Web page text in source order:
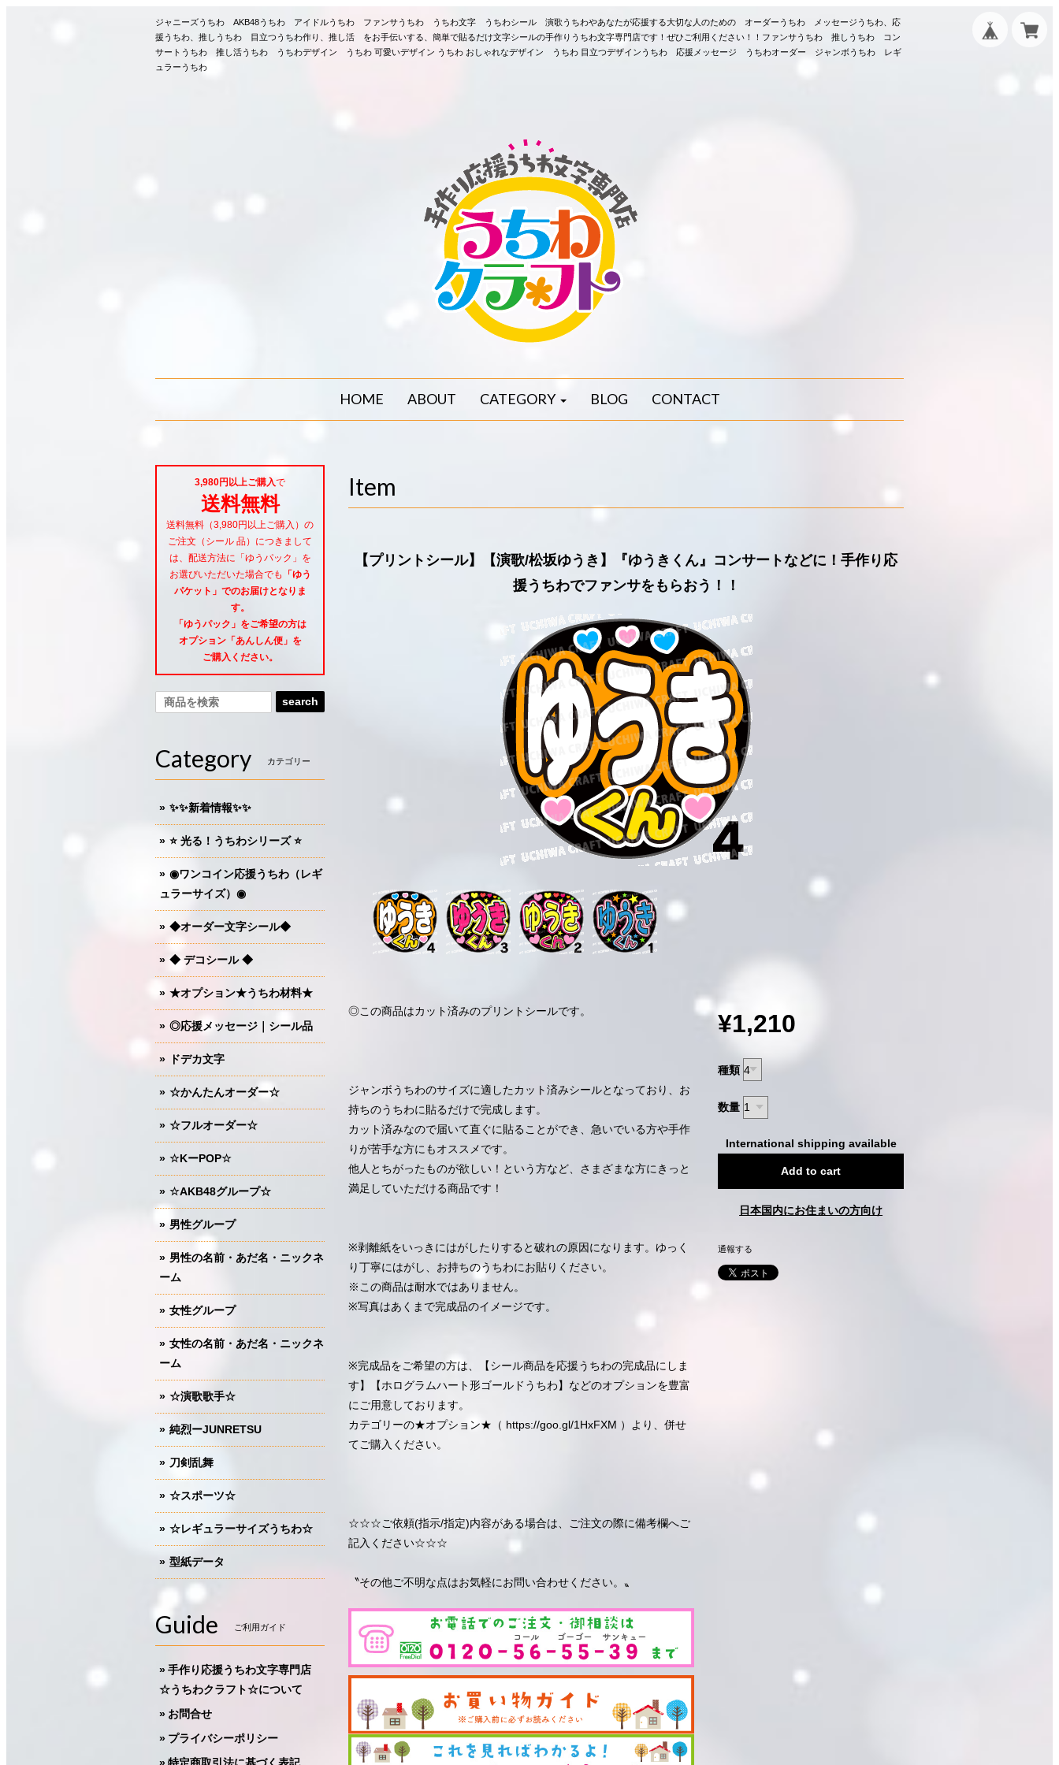
ジャニーズうちわ AKB48うちわ アイドルうちわ ファンサうちわ うちわ文字 うちわシール 演歌うちわやあなたが応援する大切な人のための オーダーうちわ メッセージうちわ、応
援うちわ、推しうちわ 目立つうちわ作り、推し活 をお手伝いする、簡単で貼るだけ文字シールの手作りうちわ文字専門店です！ぜひご利用ください！！ファンサうちわ 推しうちわ コン
サートうちわ 推し活うちわ うちわデザイン うちわ 可愛いデザイン うちわ おしゃれなデザイン うちわ 目立つデザインうちわ 応援メッセージ うちわオーダー ジャンボうちわ レギ
ュラーうちわ
HOME ABOUT CATEGORY BLOG CONTACT
Item
【プリントシール】【演歌/松坂ゆうき】『ゆうきくん』コンサートなどに！手作り応
援うちわでファンサをもらおう！！
◎この商品はカット済みのプリントシールです。
ジャンボうちわのサイズに適したカット済みシールとなっており、お
持ちのうちわに貼るだけで完成します。
カット済みなので届いて直ぐに貼ることができ、急いでいる方や手作
りが苦手な方にもオススメです。
他人とちがったものが欲しい！という方など、さまざまな方にきっと
満足していただける商品です！
※剥離紙をいっきにはがしたりすると破れの原因になります。ゆっく
り丁寧にはがし、お持ちのうちわにお貼りください。
※この商品は耐水ではありません。
※写真はあくまで完成品のイメージです。
※完成品をご希望の方は、【シール商品を応援うちわの完成品にしま
す】【ホログラムハート形ゴールドうちわ】などのオプションを豊富
にご用意しております。
カテゴリーの★オプション★（ https://goo.gl/1HxFXM ）より、併せ
てご購入ください。
☆☆☆ご依頼(指示/指定)内容がある場合は、ご注文の際に備考欄へご
記入ください☆☆☆
〝その他ご不明な点はお気軽にお問い合わせください。〟
¥1,210
種類
数量
International shipping available
Add to cart
日本国内にお住まいの方向け
通報する
3,980円以上ご購入で
送料無料
送料無料（3,980円以上ご購入）の
ご注文（シール 品）につきまして
は、配送方法に「ゆうパック」を
お選びいただいた場合でも
「ゆう
パケット」でのお届けとなりま
す。
「ゆうパック」をご希望の方は
オプション「あんしん便」 を
ご購入ください。
search
Category カテゴリー
✨✨新着情報✨✨
⭐️ 光る！うちわシリーズ ⭐️
◉ワンコイン応援うちわ（レギ
ュラーサイズ）◉
◆オーダー文字シール◆
◆ デコシール ◆
★オプション★うちわ材料★
◎応援メッセージ｜シール品
ドデカ文字
☆かんたんオーダー☆
☆フルオーダー☆
☆KーPOP☆
☆AKB48グループ☆
男性グループ
男性の名前・あだ名・ニックネ
ーム
女性グループ
女性の名前・あだ名・ニックネ
ーム
☆演歌歌手☆
純烈ーJUNRETSU
刀剣乱舞
☆スポーツ☆
☆レギュラーサイズうちわ☆
型紙データ
Guide ご利用ガイド
手作り応援うちわ文字専門店
☆うちわクラフト☆について
お問合せ
プライバシーポリシー